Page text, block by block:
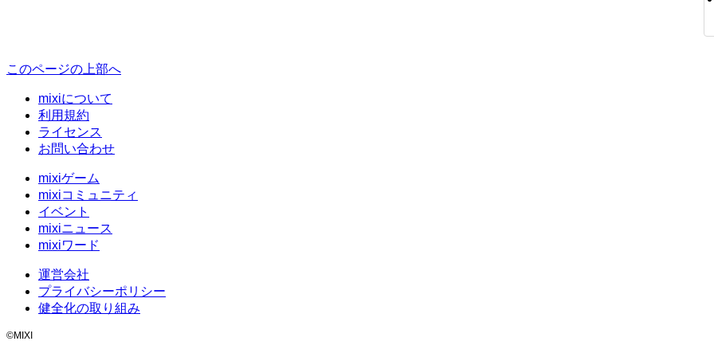
このページの上部へ
mixiについて
利用規約
ライセンス
お問い合わせ
mixiゲーム
mixiコミュニティ
イベント
mixiニュース
mixiワード
運営会社
プライバシーポリシー
健全化の取り組み
©MIXI